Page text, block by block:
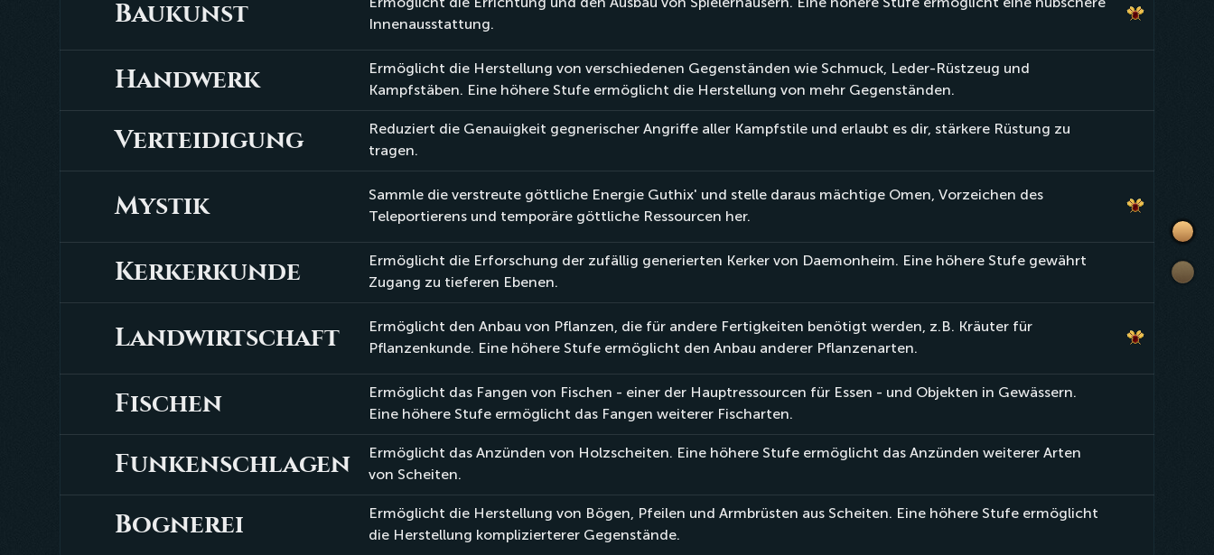
Baukunst
Baukunst
Innenausstattung.
Handwerk
Handwerk
Ermöglicht die Herstellung von verschiedenen Gegenständen wie Schmuck, Leder-Rüstzeug und
Kampfstäben. Eine höhere Stufe ermöglicht die Herstellung von mehr Gegenständen.
Verteidigung
Verteidigung
Reduziert die Genauigkeit gegnerischer Angriffe aller Kampfstile und erlaubt es dir, stärkere Rüstung zu
tragen.
Mystik
Mystik
Sammle die verstreute göttliche Energie Guthix' und stelle daraus mächtige Omen, Vorzeichen des
Teleportierens und temporäre göttliche Ressourcen her.
Kerkerkunde
Kerkerkunde
Ermöglicht die Erforschung der zufällig generierten Kerker von Daemonheim. Eine höhere Stufe gewährt
Zugang zu tieferen Ebenen.
Landwirtschaft
Landwirtschaft
Ermöglicht den Anbau von Pflanzen, die für andere Fertigkeiten benötigt werden, z.B. Kräuter für
Pflanzenkunde. Eine höhere Stufe ermöglicht den Anbau anderer Pflanzenarten.
Fischen
Fischen
Ermöglicht das Fangen von Fischen - einer der Hauptressourcen für Essen - und Objekten in Gewässern.
Eine höhere Stufe ermöglicht das Fangen weiterer Fischarten.
Funkenschlagen
Funkenschlagen
Ermöglicht das Anzünden von Holzscheiten. Eine höhere Stufe ermöglicht das Anzünden weiterer Arten
von Scheiten.
Bognerei
Bognerei
Ermöglicht die Herstellung von Bögen, Pfeilen und Armbrüsten aus Scheiten. Eine höhere Stufe ermöglicht
die Herstellung komplizierterer Gegenstände.
Liste